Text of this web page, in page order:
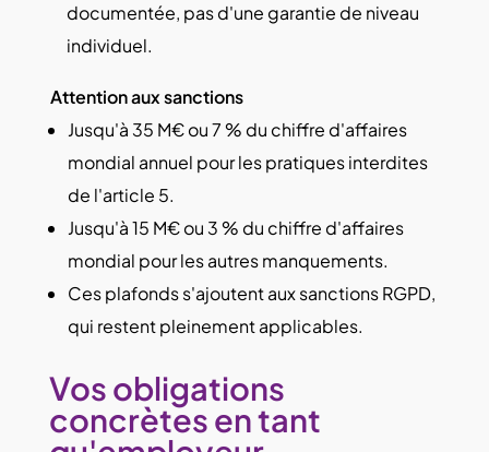
documentée, pas d'une garantie de niveau
individuel.
Attention aux sanctions
Jusqu'à 35 M€ ou 7 % du chiffre d'affaires
mondial annuel pour les pratiques interdites
de l'article 5.
Jusqu'à 15 M€ ou 3 % du chiffre d'affaires
mondial pour les autres manquements.
Ces plafonds s'ajoutent aux sanctions RGPD,
qui restent pleinement applicables.
Vos obligations
concrètes en tant